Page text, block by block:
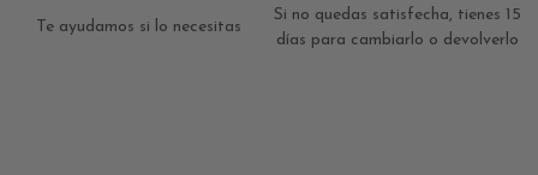
Te ayudamos si lo necesitas
Si no quedas satisfecha, tienes 15
días para cambiarlo o devolverlo